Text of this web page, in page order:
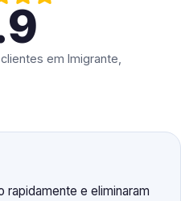
em Imigrante,
rapidamente e eliminaram